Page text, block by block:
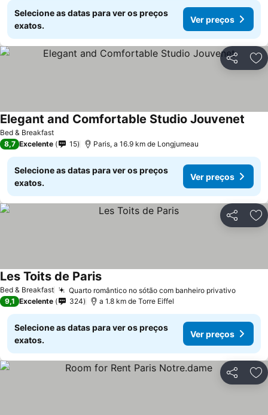
Selecione as datas para ver os preços
exatos.
Ver preços
Partilhar
Bed & Breakfast
Elegant and Comfortable Studio Jouvenet
8,7 Excelente 15 Paris, a 16.9 km de Longjumeau
Selecione as datas para ver os preços
exatos.
Ver preços
Partilhar
Bed & Breakfast Quarto romântico no sótão com banheiro privativo
Les Toits de Paris
9,1 Excelente 324 a 1.8 km de Torre Eiffel
Selecione as datas para ver os preços
exatos.
Ver preços
Partilhar